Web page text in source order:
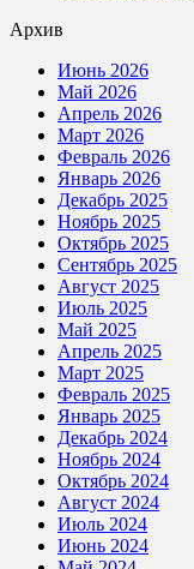
Архив
Июнь 2026
Май 2026
Апрель 2026
Март 2026
Февраль 2026
Январь 2026
Декабрь 2025
Ноябрь 2025
Октябрь 2025
Сентябрь 2025
Август 2025
Июль 2025
Май 2025
Апрель 2025
Март 2025
Февраль 2025
Январь 2025
Декабрь 2024
Ноябрь 2024
Октябрь 2024
Август 2024
Июль 2024
Июнь 2024